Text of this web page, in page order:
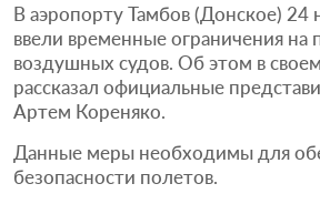
В аэропорту Тамбов (Донское) 24
ввели временные ограничения на
воздушных судов. Об этом в
рассказал официальные
Артем Кореняко.
Данные меры необходимы для
безопасности полетов.